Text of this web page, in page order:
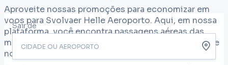
Aproveite nossas promoções para economizar em
voos para Svolvaer Helle Aeroporto. Aqui, em nossa
plataforma, você encontra passagens aéreas das
melhores companhias aéreas que operam no Brasil e
no mundo.
Sair de